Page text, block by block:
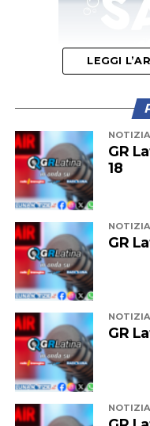
Il provvedimento
di bevande
musicale e
situazioni di
all’utilizzo improprio
LEGGI
GR
18
GR
GR